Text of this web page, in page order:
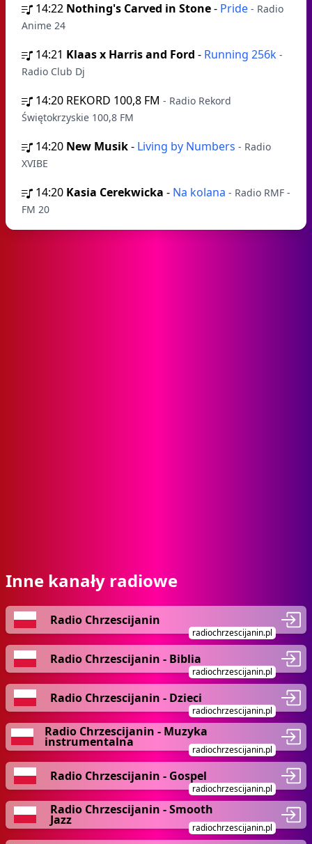
14:22 Nothing's Carved in Stone- Pride - Radio
Anime 24
14:21 Klaas x Harris and Ford - Running 256k -
Radio Club Dj
14:20 REKORD 100,8 FM - Radio Rekord
Świętokrzyskie 100,8 FM
14:20 New Musik- Living by Numbers - Radio
XVIBE
14:20 Kasia Cerekwicka - Na kolana - Radio RMF -
FM 20
Inne kanały radiowe
Radio Chrzescijanin
radiochrzescijanin.pl
Radio Chrzescijanin - Biblia
radiochrzescijanin.pl
Radio Chrzescijanin - Dzieci
radiochrzescijanin.pl
Radio Chrzescijanin - Muzyka
instrumentalna
radiochrzescijanin.pl
Radio Chrzescijanin - Gospel
radiochrzescijanin.pl
Radio Chrzescijanin - Smooth
Jazz
radiochrzescijanin.pl